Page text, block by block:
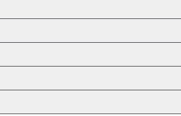
از مواردی است که باید هنگام خرید لپ تاپ دست
زیست و دسترسی به کیفیت‌های بهتر هر محصول از
کم‌تر از جمله معایب خرید لپ تاپ کارکرده است.
تولید کننده لپ تاپ، قطعات الکترونیکی خود را